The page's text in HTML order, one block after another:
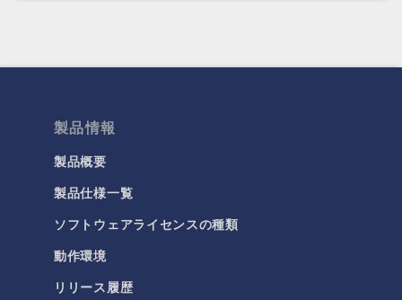
製品情報
製品概要
製品仕様一覧
ソフトウェアライセンスの種類
動作環境
リリース履歴